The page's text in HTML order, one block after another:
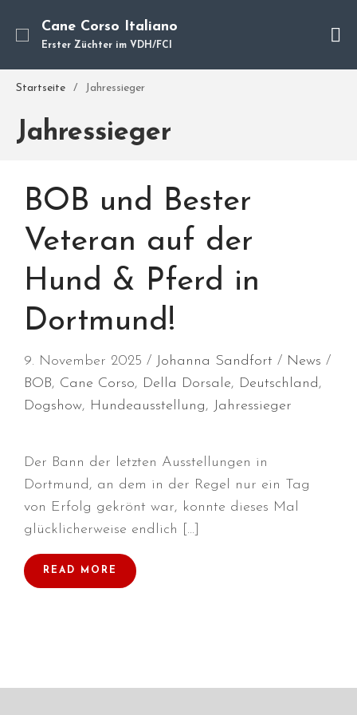
Über mich
Hundevermittlung
Kontakt
in Hallbergmoos (D)!
Voller Erfolg in Arnhem (NL)!
Zino Della Dorsale sucht ein
neues Zuhause!
Cane Corso Italiano
Erster Züchter im VDH/FCI
Startseite / Jahressieger
Jahressieger
BOB und Bester
Veteran auf der
Hund & Pferd in
Dortmund!
9. November 2025 Johanna Sandfort
News
BOB, Cane Corso, Della Dorsale, Deutschland,
Dogshow, Hundeausstellung, Jahressieger
Der Bann der letzten Ausstellungen in
Dortmund, an dem in der Regel nur ein Tag
von Erfolg gekrönt war, konnte dieses Mal
glücklicherweise endlich […]
READ MORE